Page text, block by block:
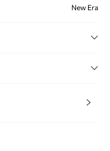
New Era